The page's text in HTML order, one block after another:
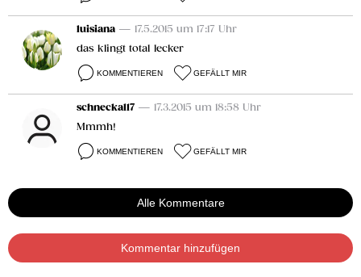
luisiana — 17.5.2015 um 17:17 Uhr
das klingt total lecker
KOMMENTIEREN GEFÄLLT MIR
schneckal17 — 17.3.2015 um 18:58 Uhr
Mmmh!
KOMMENTIEREN GEFÄLLT MIR
Alle Kommentare
Kommentar hinzufügen